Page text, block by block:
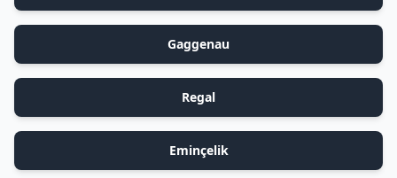
Gaggenau
Regal
Eminçelik